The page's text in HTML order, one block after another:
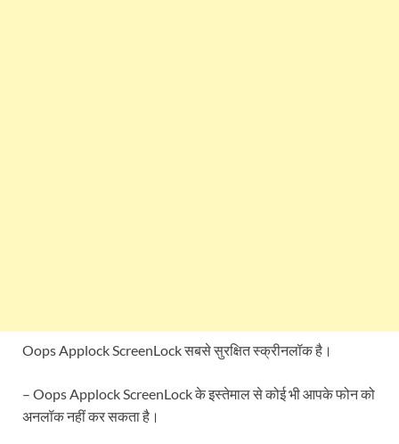
Oops Applock ScreenLock सबसे सुरक्षित स्क्रीनलॉक है।
– Oops Applock ScreenLock के इस्तेमाल से कोई भी आपके फोन को
अनलॉक नहीं कर सकता है।